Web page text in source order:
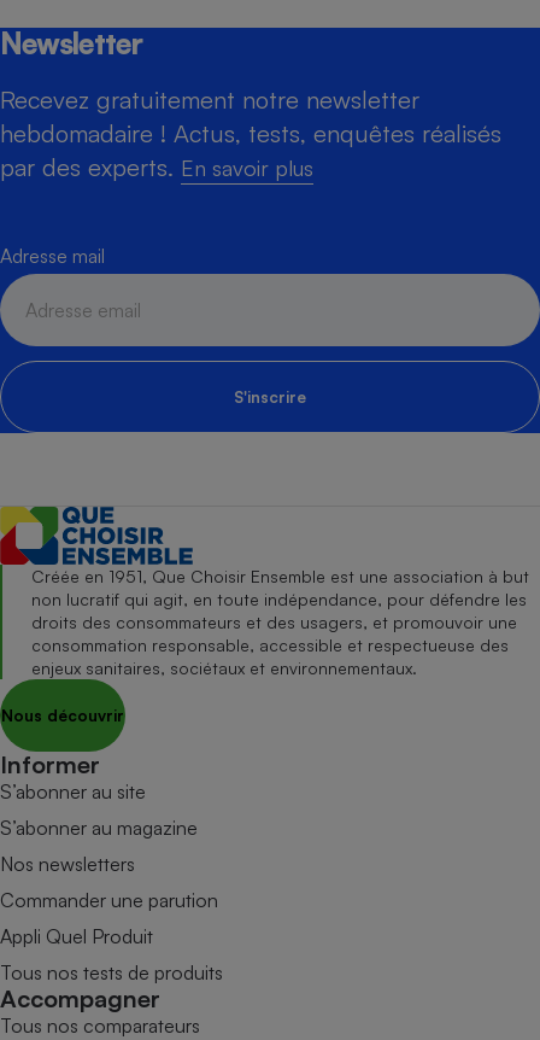
Newsletter
Recevez gratuitement notre newsletter
hebdomadaire ! Actus, tests, enquêtes réalisés
par des experts. En savoir plus
Adresse mail
S'inscrire
Créée en 1951, Que Choisir Ensemble est une association à but
non lucratif qui agit, en toute indépendance, pour défendre les
droits des consommateurs et des usagers, et promouvoir une
consommation responsable, accessible et respectueuse des
enjeux sanitaires, sociétaux et environnementaux.
Nous découvrir
Informer
S’abonner au site
S’abonner au magazine
Nos newsletters
Commander une parution
Appli Quel Produit
Tous nos tests de produits
Accompagner
Tous nos comparateurs